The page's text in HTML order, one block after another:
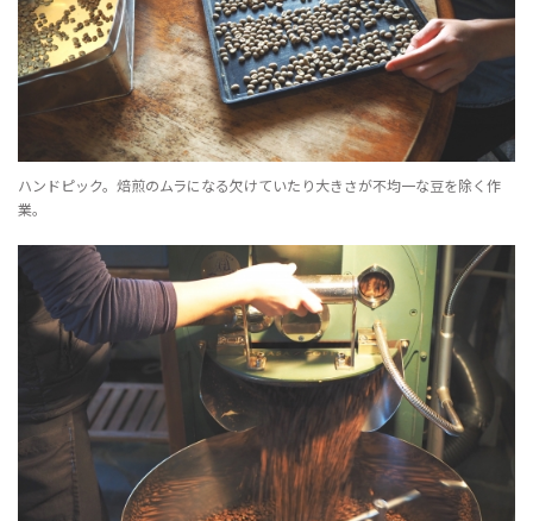
ハンドピック。焙煎のムラになる欠けていたり大きさが不均一な豆を除く作
業。